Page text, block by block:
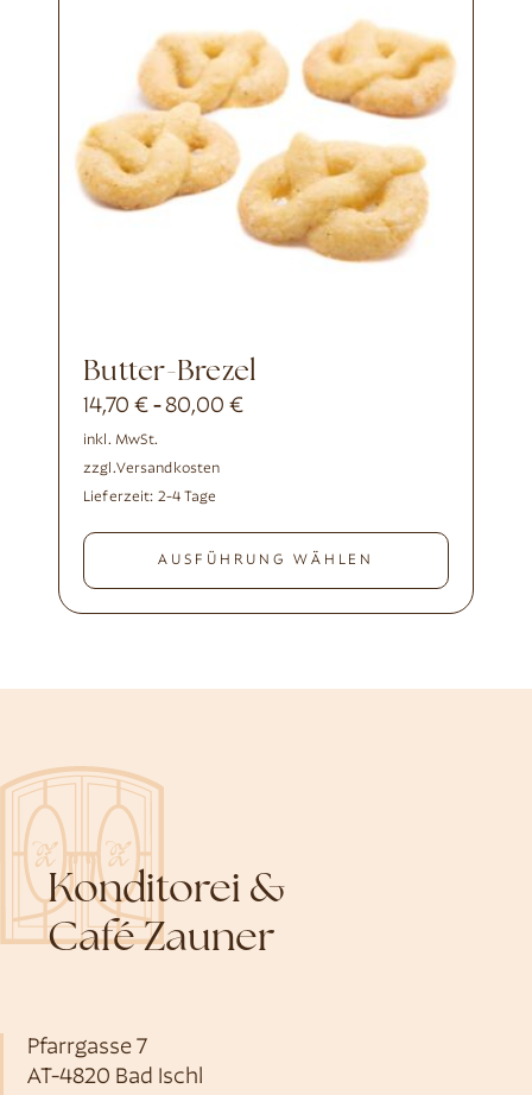
Butter-Brezel
14,70€ -80,00€
inkl. MwSt.
zzgl.Versandkosten
Lieferzeit: 2-4 Tage
AUSFÜHRUNG WÄHLEN
Konditorei &
Café Zauner
Pfarrgasse 7
AT-4820 Bad Ischl